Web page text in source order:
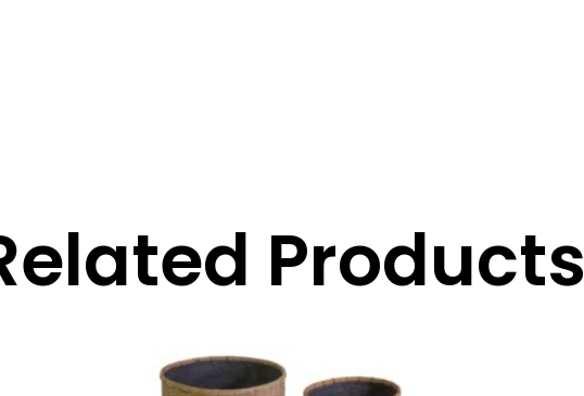
Products